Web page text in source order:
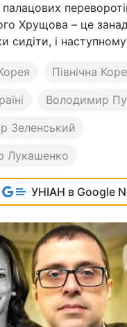
Хрущова – це
сидіти, і
Північна
Володимир
Зеленський
Лукашенко
УНІАН в Google